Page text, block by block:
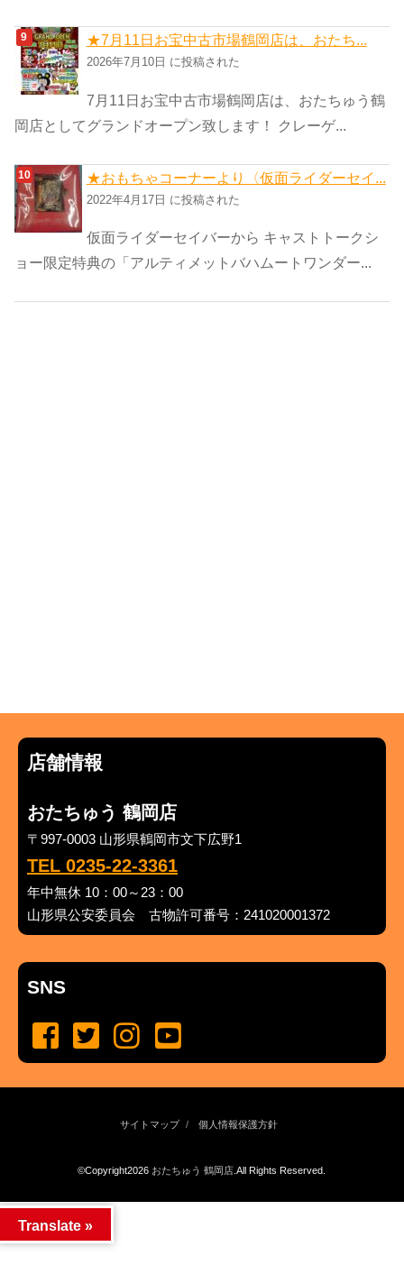
★7月11日お宝中古市場鶴岡店は、おたち...
2026年7月10日 に投稿された
7月11日お宝中古市場鶴岡店は、おたちゅう鶴
岡店としてグランドオープン致します！ クレーゲ...
★おもちゃコーナーより〈仮面ライダーセイ...
2022年4月17日 に投稿された
仮面ライダーセイバーから キャストトークシ
ョー限定特典の「アルティメットバハムートワンダー...
店舗情報
おたちゅう 鶴岡店
〒997-0003 山形県鶴岡市文下広野1
TEL 0235-22-3361
年中無休 10：00～23：00
山形県公安委員会 古物許可番号：241020001372
SNS
サイトマップ 個人情報保護方針
©Copyright2026 おたちゅう 鶴岡店 .All Rights Reserved.
Translate »